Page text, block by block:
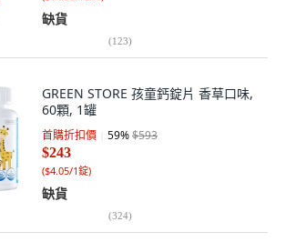
缺貨
(123)
GREEN STORE 孩童鈣錠片 香草口味,
60顆, 1罐
首購折扣價 59%$593
$243
($4.05/1錠)
缺貨
(324)